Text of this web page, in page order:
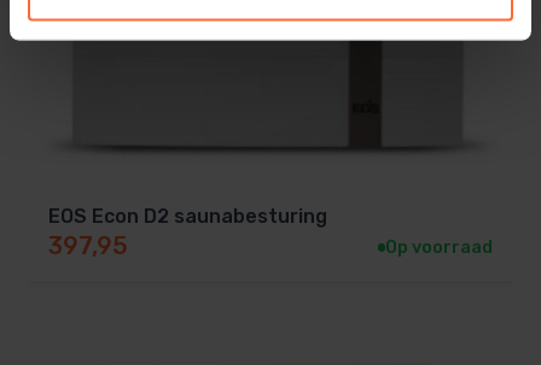
EOS Econ D2 saunabesturing
397,95 Op voorraad